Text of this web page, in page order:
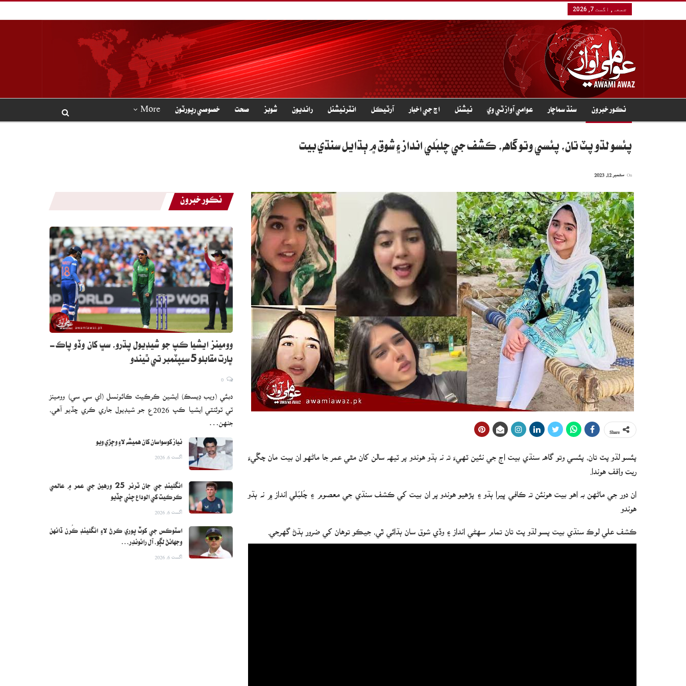
جمعہ, اگست 7, 2026
نڪور خبرون سنڌ سماچار عوامي آواز ٽي وي نيشنل اڄ جي اخبار آرٽيڪل انٽرنيشنل رانديون شوبز صحت خصوصي رپورٽون More
پئسو لڌو پٽ تان، پئسي وتو گاهه، ڪشف جي چُلبُلي انداز ۽ شوق ۾ ٻڌايل سنڌي بيت
پئسو لڌو پٽ تان، پئسي وتو گاهه سنڌي بيت اڄ جي نئين ٽهيءَ ته نه ٻڌو هوندو پر ٽيهه سالن کان مٿي عمر جا ماڻهو ان بيت مان چڱيءَ
ريت واقف هوندا.
ان دور جي ماڻهن به اهو بيت هونئن ته ڪافي ڀيرا ٻڌو ۽ پڙهيو هوندو پر ان بيت کي ڪشف سنڌي جي معصوم ۽ چُلبُلي انداز ۾ نه ٻڌو
ڪشف علي لوڪ سنڌي بيت پسو لڌو پٽ تان تمام سهڻي انداز ۽ وڏي شوق سان ٻڌائي ٿي، جيڪو توهان کي ضرور ٻڌڻ گهرجي.
نڪور خبرون
وومينز ايشيا ڪپ جو شيڊيول پڌرو، سڀ کان وڏو پاڪ-
ڀارت مقابلو 5 سيپٽمبر تي ٿيندو
دبئي (ويب ڊيسڪ) ايشين ڪرڪيٽ ڪائونسل (اي سي سي) وومينز
ٽي ٽوئنٽي ايشيا ڪپ 2026ع جو شيڊيول جاري ڪري ڇڏيو آهي،
نياز کوسواسان کان هميشه لاءِ وڇڙي ويو
اگست 6, 2026
انگلينڊ جي جان ٽرنر 25 ورهين جي عمر ۾ عالمي
ڪرڪيٽ کي الوداع چئي ڇڏيو
اگست 6, 2026
اسٽوڪس جي کوٽ پوري ڪرڻ لاءِ انگلينڊ ڪُرن ڏانهن
وجهائڻ لڳو، آل رائونڊر…
اگست 6, 2026